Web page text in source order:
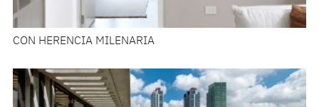
CON HERENCIA MILENARIA